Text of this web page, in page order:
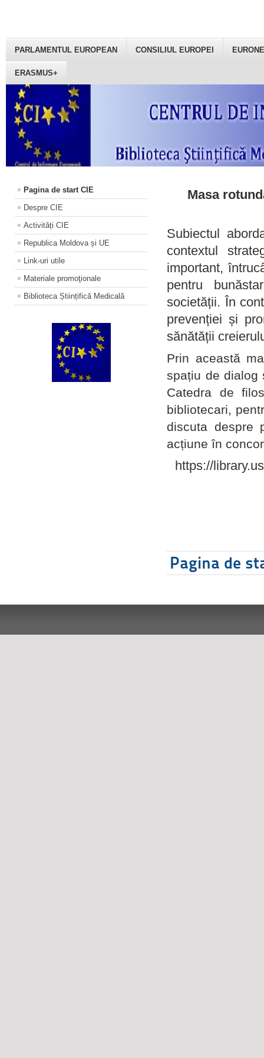
PARLAMENTUL EUROPEAN CONSILIUL EUROPEI
ERASMUS+
Pagina de start CIE
Despre CIE
Activități CIE
Republica Moldova și UE
Link-uri utile
Materiale promoţionale
Biblioteca Științifică Medicală
Masa
Subiectul
contextul
important,
pentru
societății. În
prevenției și
sănătății
Prin această
spațiu de dialog
Catedra de
bibliotecari,
discuta despre
acțiune în
https://
Pagina de